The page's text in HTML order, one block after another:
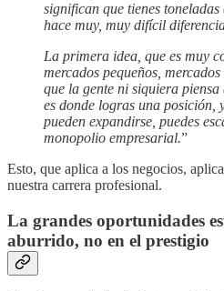
significan que tienes
hace muy, muy difícil
La primera idea, que es muy
mercados pequeños,
que la gente ni siquiera
es donde logras una posición,
pueden expandirse, puedes
monopolio empresarial.”
Esto, que aplica a los negocios,
nuestra carrera profesional.
La grandes oportunidades
aburrido, no en el prestigio